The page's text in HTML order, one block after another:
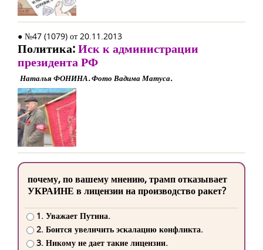
● №47 (1079) от 20.11.2013
Политика:Иск к администрации
президента РФ
Наталья ФОНИНА. Фото Вадима Матуса.
почему, по вашему мнению, трамп отказывает
УКРАИНЕ в лицензии на производство ракет?
1. Уважает Путина.
2. Боится увеличить эскалацию конфликта.
3. Никому не дает такие лицензии.